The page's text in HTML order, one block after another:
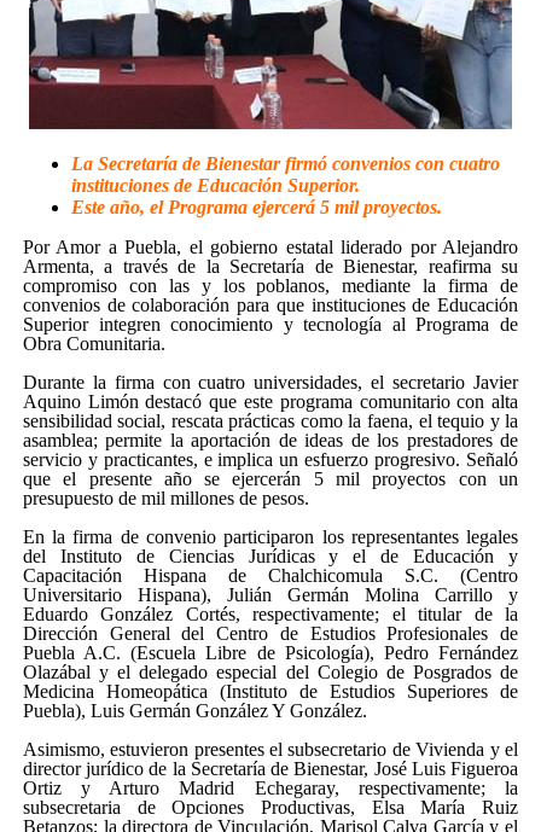
La Secretaría de Bienestar firmó convenios con cuatro
instituciones de Educación Superior.
Este año, el Programa ejercerá 5 mil proyectos.
Por Amor a Puebla, el gobierno estatal liderado por Alejandro
Armenta, a través de la Secretaría de Bienestar, reafirma su
compromiso con las y los poblanos, mediante la firma de
convenios de colaboración para que instituciones de Educación
Superior integren conocimiento y tecnología al Programa de
Obra Comunitaria.
Durante la firma con cuatro universidades, el secretario Javier
Aquino Limón destacó que este programa comunitario con alta
sensibilidad social, rescata prácticas como la faena, el tequio y la
asamblea; permite la aportación de ideas de los prestadores de
servicio y practicantes, e implica un esfuerzo progresivo. Señaló
que el presente año se ejercerán 5 mil proyectos con un
presupuesto de mil millones de pesos.
En la firma de convenio participaron los representantes legales
del Instituto de Ciencias Jurídicas y el de Educación y
Capacitación Hispana de Chalchicomula S.C. (Centro
Universitario Hispana), Julián Germán Molina Carrillo y
Eduardo González Cortés, respectivamente; el titular de la
Dirección General del Centro de Estudios Profesionales de
Puebla A.C. (Escuela Libre de Psicología), Pedro Fernández
Olazábal y el delegado especial del Colegio de Posgrados de
Medicina Homeopática (Instituto de Estudios Superiores de
Puebla), Luis Germán González Y González.
Asimismo, estuvieron presentes el subsecretario de Vivienda y el
director jurídico de la Secretaría de Bienestar, José Luis Figueroa
Ortiz y Arturo Madrid Echegaray, respectivamente; la
subsecretaria de Opciones Productivas, Elsa María Ruiz
Betanzos; la directora de Vinculación, Marisol Calva García y el